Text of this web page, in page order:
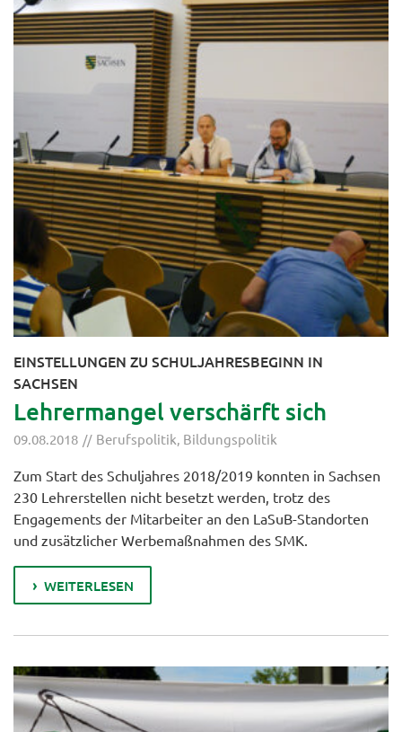
EINSTELLUNGEN ZU SCHULJAHRESBEGINN IN
SACHSEN
Lehrermangel verschärft sich
09.08.2018 Berufspolitik, Bildungspolitik
Zum Start des Schuljahres 2018/2019 konnten in Sachsen
230 Lehrerstellen nicht besetzt werden, trotz des
Engagements der Mitarbeiter an den LaSuB-Standorten
und zusätzlicher Werbemaßnahmen des SMK.
WEITERLESEN